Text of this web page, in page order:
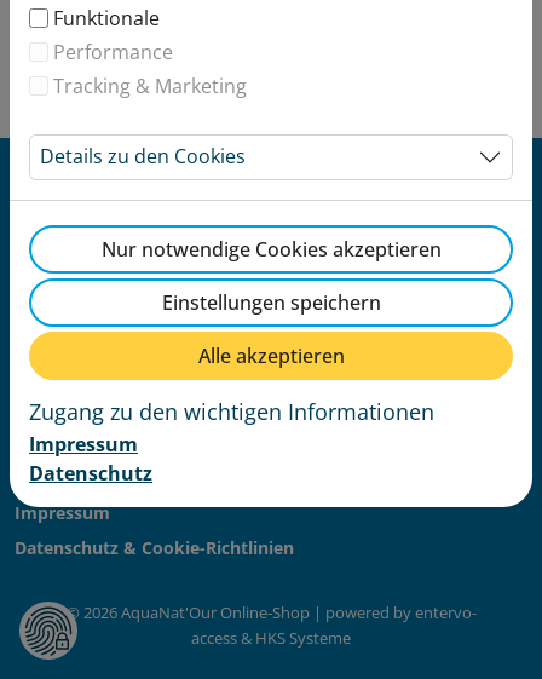
AquaNat'Our Online-Shop
1A Parc
L-9836 Hosingen
+352 24 51 99 00
info@aquanatour.lu
aquanatour.lu
AGB
Impressum
Datenschutz & Cookie-Richtlinien
© 2026 AquaNat'Our Online-Shop | powered by entervo-
access & HKS Systeme
Funktionale
Performance
Tracking & Marketing
Details zu den Cookies
Nur notwendige Cookies akzeptieren
Einstellungen speichern
Alle akzeptieren
Zugang zu den wichtigen Informationen
Impressum
Datenschutz